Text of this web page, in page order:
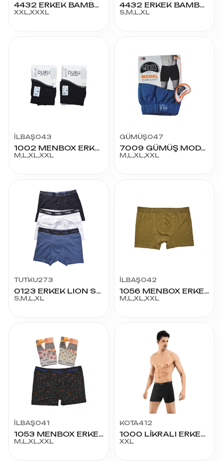
4432 ERKEK BAMBOO BOXER 3XL-2XL
XXL,XXXL
4432 ERKEK BAMBOO BOXER
S,M,L,XL
İLBAŞ043
1002 MENBOX ERKEK BOXER
M,L,XL,XXL
GÜMÜŞ047
7009 GÜMÜŞ MODAL ELESTAN BOXER
M,L,XL,XXL
TUTKU273
0123 ERKEK LION SPOR BOXER
S,M,L,XL
İLBAŞ042
1056 MENBOX ERKEK BOXER
M,L,XL,XXL
İLBAŞ041
1053 MENBOX ERKEK BOXER
M,L,XL,XXL
KOTA412
1000 LİKRALI ERKEK BOXER XXL
XXL